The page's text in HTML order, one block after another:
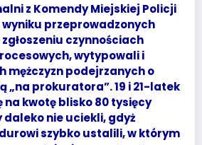
z Komendy Miejskiej Policji
wyniku przeprowadzonych
czynnościach
wytypowali i
mężczyzn podejrzanych o
„na prokuratora”. 19 i 21-latek
na kwotę blisko 80 tysięcy
daleko nie uciekli, gdyż
szybko ustalili, w którym